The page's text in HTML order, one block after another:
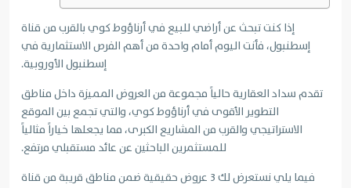
إذا كنت تبحث عن أراضي للبيع في أرناؤوط كوي بالقرب من قناة
إسطنبول، فأنت اليوم أمام واحدة من أهم الفرص الاستثمارية في
إسطنبول الأوروبية.
تقدم سداد العقارية حالياً مجموعة من العروض المميزة داخل مناطق
التطوير الأقوى في أرناؤوط كوي، والتي تجمع بين الموقع
الاستراتيجي والقرب من المشاريع الكبرى، مما يجعلها خياراً مثالياً
للمستثمرين الباحثين عن عائد مستقبلي مرتفع.
فيما يلي نستعرض لك 3 عروض حقيقية ضمن مناطق قريبة من قناة